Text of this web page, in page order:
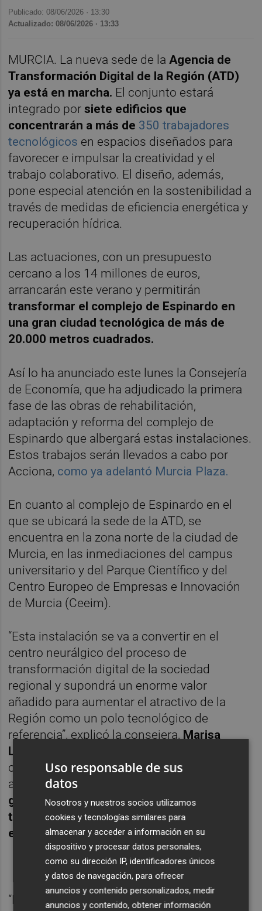
Publicado: 08/06/2026 · 13:30
Actualizado: 08/06/2026 · 13:33
MURCIA. La nueva sede de laAgencia de
Transformación Digital de la Región (ATD)
ya está en marcha. El conjunto estará
integrado porsiete edificios que
concentrarán a más de 350 trabajadores
tecnológicos en espacios diseñados para
favorecer e impulsar la creatividad y el
trabajo colaborativo. El diseño, además,
pone especial atención en la sostenibilidad a
través de medidas de eficiencia energética y
recuperación hídrica.
Las actuaciones, con un presupuesto
cercano a los 14 millones de euros,
arrancarán este verano y permitirán
transformar el complejo de Espinardo en
una gran ciudad tecnológica de más de
20.000 metros cuadrados.
Así lo ha anunciado este lunes la Consejería
de Economía, que ha adjudicado la primera
fase de las obras de rehabilitación,
adaptación y reforma del complejo de
Espinardo que albergará estas instalaciones.
Estos trabajos serán llevados a cabo por
Acciona, como ya adelantó Murcia Plaza.
En cuanto al complejo de Espinardo en el
que se ubicará la sede de la ATD, se
encuentra en la zona norte de la ciudad de
Murcia, en las inmediaciones del campus
universitario y del Parque Científico y del
Centro Europeo de Empresas e Innovación
de Murcia (Ceeim).
“Esta instalación se va a convertir en el
centro neurálgico del proceso de
transformación digital de la sociedad
regional y supondrá un enorme valor
añadido para aumentar el atractivo de la
Región como un polo tecnológico de
referencia”, explicó la consejera, Marisa
López Aragón
con un potente ecosistema digital que ha
atraído ya a más de media docena de
grandes multinacionales líderes en
tecnología que van a crear más de 2.000
empleos”.
“Este proyecto no solo nos va a permitir
Uso responsable de sus
datos
Nosotros y nuestros socios utilizamos
cookies y tecnologías similares para
almacenar y acceder a información en su
dispositivo y procesar datos personales,
como su dirección IP, identificadores únicos
y datos de navegación, para ofrecer
anuncios y contenido personalizados, medir
anuncios y contenido, obtener información